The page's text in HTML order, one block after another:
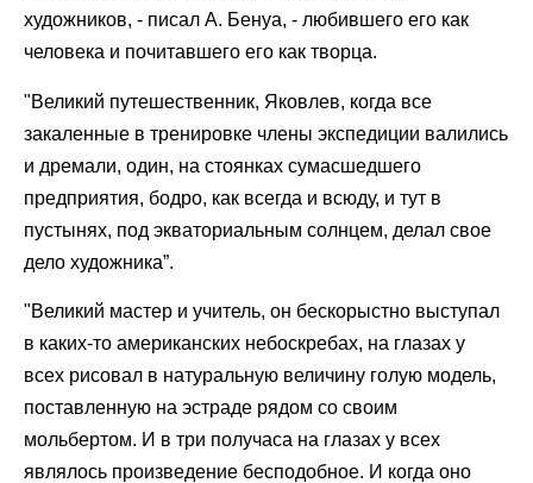
художников, - писал А. Бенуа, - любившего его как
человека и почитавшего его как творца.
"Великий путешественник, Яковлев, когда все
закаленные в тренировке члены экспедиции валились
и дремали, один, на стоянках сумасшедшего
предприятия, бодро, как всегда и всюду, и тут в
пустынях, под экваториальным солнцем, делал свое
дело художника”.
"Великий мастер и учитель, он бескорыстно выступал
в каких-то американских небоскребах, на глазах у
всех рисовал в натуральную величину голую модель,
поставленную на эстраде рядом со своим
мольбертом. И в три получаса на глазах у всех
являлось произведение бесподобное. И когда оно